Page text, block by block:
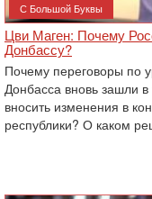
С Большой Буквы
Цви Маген: Почему
Донбассу?
Почему переговоры по
Донбасса вновь зашли
вносить изменения в
республики? О каком